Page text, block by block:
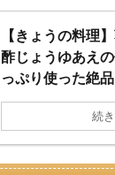
【きょうの料理
酢じょうゆあえ
っぷり使った絶
続